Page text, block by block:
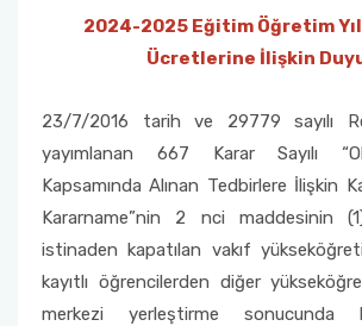
2024-2025 Eğitim Öğretim
Ücretlerine İlişkin
23/7/2016 tarih ve 29779 sayılı
yayımlanan 667 Karar Sayılı
Kapsamında Alınan Tedbirlere İlişkin
Kararname”nin 2 nci maddesinin
istinaden kapatılan vakıf
kayıtlı öğrencilerden diğer
merkezi yerleştirme sonucunda